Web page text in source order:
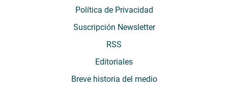
Política de Privacidad
Suscripción Newsletter
RSS
Editoriales
Breve historia del medio